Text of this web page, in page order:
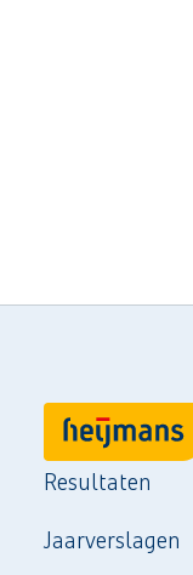
Resultaten
Jaarverslagen